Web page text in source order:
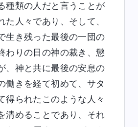
種類の人だと言うことが
人々であり、そして、
生き残った最後の一団の
わりの日の神の裁き、懲
、神と共に最後の安息の
働きを経て初めて、サタ
得られたこのような人々
清めることであり、それ